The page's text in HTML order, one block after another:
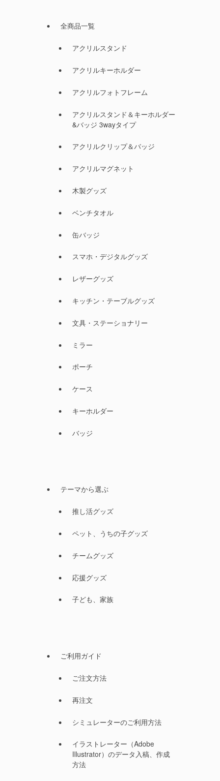
全商品一覧
アクリルスタンド
アクリルキーホルダー
アクリルフォトフレーム
アクリルスタンド＆キーホルダー
&バッジ 3wayタイプ
アクリルクリップ＆バッジ
アクリルマグネット
木製グッズ
ベンチタオル
缶バッジ
スマホ・デジタルグッズ
レザーグッズ
キッチン・テーブルグッズ
文具・ステーショナリー
ミラー
ポーチ
ケース
キーホルダー
バッジ
テーマから選ぶ
推し活グッズ
ペット、うちの子グッズ
チームグッズ
応援グッズ
子ども、家族
ご利用ガイド
ご注文方法
再注文
シミュレーターのご利用方法
イラストレーター（Adobe
Illustrator）のデータ入稿、作成
方法